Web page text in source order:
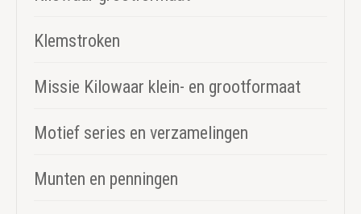
Klemstroken
Missie Kilowaar klein- en grootformaat
Motief series en verzamelingen
Munten en penningen